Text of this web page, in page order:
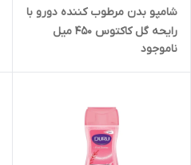
شامپو بدن مرطوب کننده دورو با
رایحه گل کاکتوس 450 میل
ناموجود